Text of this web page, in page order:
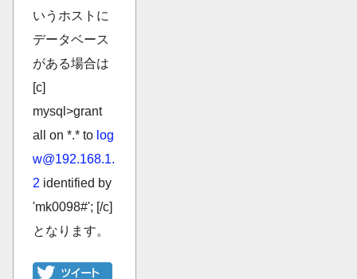
いうホストに
データベース
がある場合は
[c]
mysql>grant
all on *.* to log
w@192.168.1.
2 identified by
'mk0098#'; [/c]
となります。